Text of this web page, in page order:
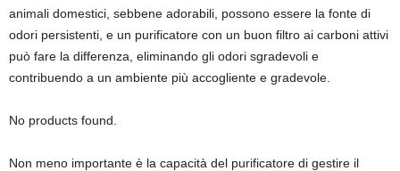
animali domestici, sebbene adorabili, possono essere la fonte di
odori persistenti, e un purificatore con un buon filtro ai carboni attivi
può fare la differenza, eliminando gli odori sgradevoli e
contribuendo a un ambiente più accogliente e gradevole.
No products found.
Non meno importante è la capacità del purificatore di gestire il